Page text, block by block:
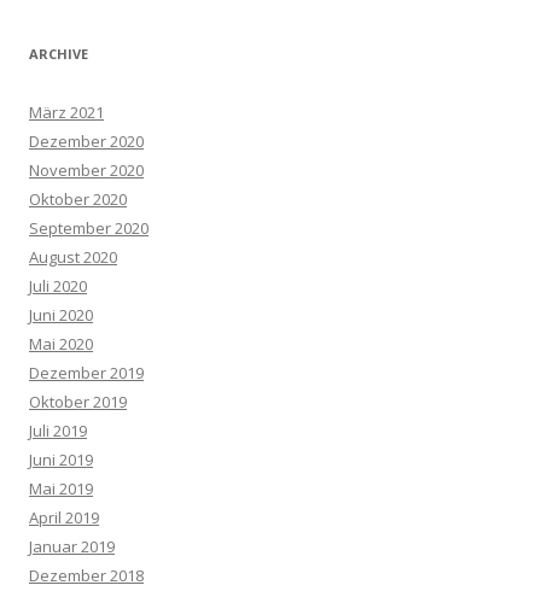
ARCHIVE
März 2021
Dezember 2020
November 2020
Oktober 2020
September 2020
August 2020
Juli 2020
Juni 2020
Mai 2020
Dezember 2019
Oktober 2019
Juli 2019
Juni 2019
Mai 2019
April 2019
Januar 2019
Dezember 2018